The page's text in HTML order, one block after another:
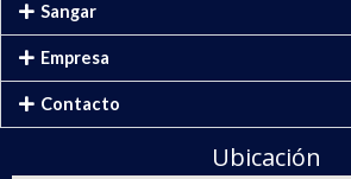
Sangar
Empresa
Contacto
Ubicación